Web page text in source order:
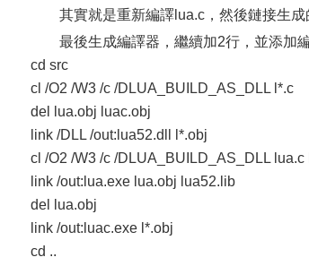
其實就是重新編譯lua.c，然後鏈接生成
最後生成編譯器，繼續加2行，並添加
cd src
cl /O2 /W3 /c /DLUA_BUILD_AS_DLL l*.c
del lua.obj luac.obj
link /DLL /out:lua52.dll l*.obj
cl /O2 /W3 /c /DLUA_BUILD_AS_DLL lua.c
link /out:lua.exe lua.obj lua52.lib
del lua.obj
link /out:luac.exe l*.obj
cd ..